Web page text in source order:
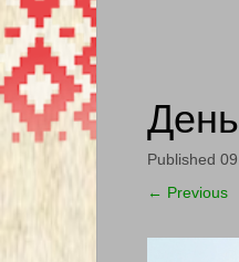
Published
← Previous